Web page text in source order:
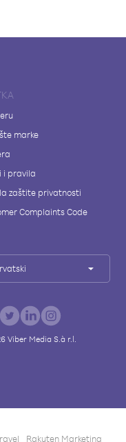
marke
i pravila
zaštite privatnosti
Complaints Code
Viber Media S.à r.l.
Rakuten Marketing